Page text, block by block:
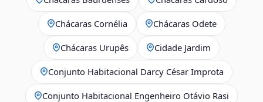
Chácaras Cornélia Chácaras Odete
Chácaras Urupês Cidade Jardim
Conjunto Habitacional Darcy César Improta
Conjunto Habitacional Engenheiro Otávio Rasi